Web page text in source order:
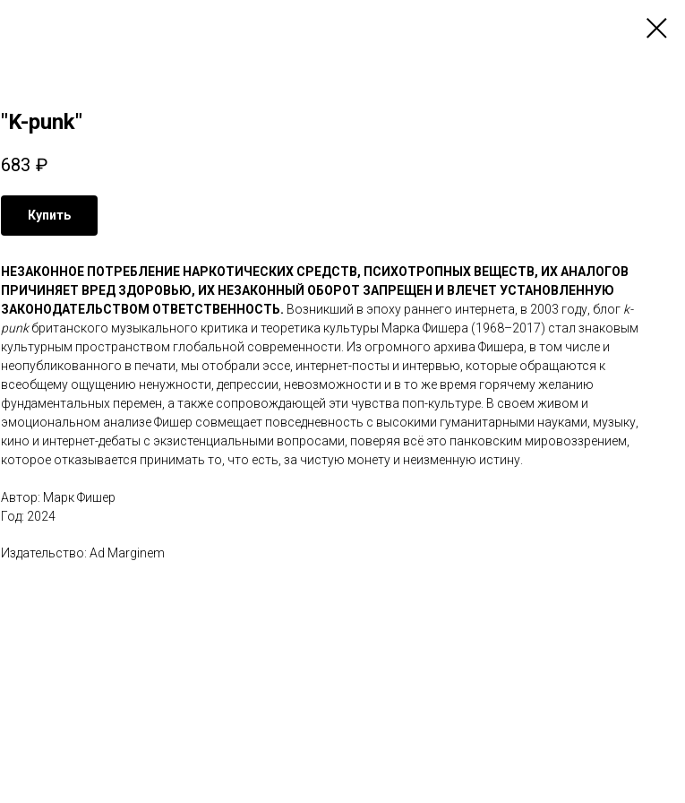
"K-punk"
683 ₽
Купить
НЕЗАКОННОЕ ПОТРЕБЛЕНИЕ НАРКОТИЧЕСКИХ СРЕДСТВ, ПСИХОТРОПНЫХ ВЕЩЕСТВ, ИХ АНАЛОГОВ
ПРИЧИНЯЕТ ВРЕД ЗДОРОВЬЮ, ИХ НЕЗАКОННЫЙ ОБОРОТ ЗАПРЕЩЕН И ВЛЕЧЕТ УСТАНОВЛЕННУЮ
ЗАКОНОДАТЕЛЬСТВОМ ОТВЕТСТВЕННОСТЬ. Возникший в эпоху раннего интернета, в 2003 году, блог k-
punkбританского музыкального критика и теоретика культуры Марка Фишера (1968–2017) стал знаковым
культурным пространством глобальной современности. Из огромного архива Фишера, в том числе и
неопубликованного в печати, мы отобрали эссе, интернет-посты и интервью, которые обращаются к
всеобщему ощущению ненужности, депрессии, невозможности и в то же время горячему желанию
фундаментальных перемен, а также сопровождающей эти чувства поп-культуре. В своем живом и
эмоциональном анализе Фишер совмещает повседневность с высокими гуманитарными науками, музыку,
кино и интернет-дебаты с экзистенциальными вопросами, поверяя всё это панковским мировоззрением,
которое отказывается принимать то, что есть, за чистую монету и неизменную истину.
Автор: Марк Фишер
Год: 2024
Издательство: Ad Marginem